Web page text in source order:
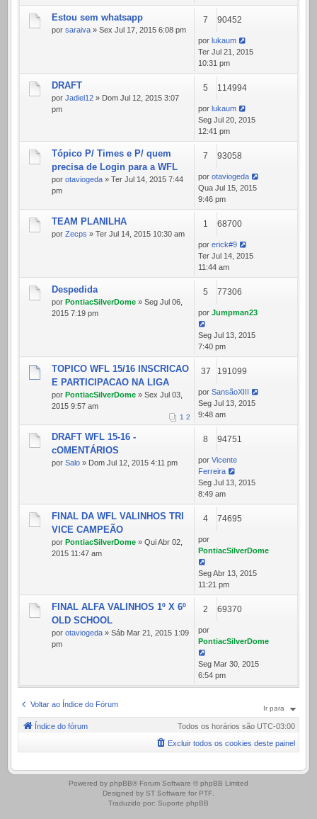
Estou sem whatsapp
por saraiva » Sex Jul 17, 2015 6:08 pm
7 90452
por lukaum
Ter Jul 21, 2015
10:31 pm
DRAFT
por Jadiel12 » Dom Jul 12, 2015 3:07
pm
5 114994
por lukaum
Seg Jul 20, 2015
12:41 pm
Tópico P/ Times e P/ quem
precisa de Login para a WFL
por otaviogeda » Ter Jul 14, 2015 7:44
pm
7 93058
por otaviogeda
Qua Jul 15, 2015
9:46 pm
TEAM PLANILHA
por Zecps » Ter Jul 14, 2015 10:30 am
1 68700
por erick#9
Ter Jul 14, 2015
11:44 am
Despedida
por PontiacSilverDome » Seg Jul 06,
2015 7:19 pm
5 77306
por Jumpman23
Seg Jul 13, 2015
7:40 pm
TOPICO WFL 15/16 INSCRICAO
E PARTICIPACAO NA LIGA
por PontiacSilverDome » Sex Jul 03,
2015 9:57 am
1 2
37 191099
por SansãoXIII
Seg Jul 13, 2015
9:48 am
DRAFT WFL 15-16 -
cOMENTÁRIOS
por Salo » Dom Jul 12, 2015 4:11 pm
8 94751
por Vicente
Ferreira
Seg Jul 13, 2015
8:49 am
FINAL DA WFL VALINHOS TRI
VICE CAMPEÃO
por PontiacSilverDome » Qui Abr 02,
2015 11:47 am
4 74695
por
PontiacSilverDome
Seg Abr 13, 2015
11:21 pm
FINAL ALFA VALINHOS 1º X 6º
OLD SCHOOL
por otaviogeda » Sáb Mar 21, 2015 1:09
pm
2 69370
por
PontiacSilverDome
Seg Mar 30, 2015
6:54 pm
Voltar ao Índice do Fórum Ir para
Índice do fórum Todos os horários são UTC-03:00
Excluir todos os cookies deste painel
.
Powered by phpBB® Forum Software © phpBB Limited
Designed by ST Software for PTF
Traduzido por: Suporte phpBB